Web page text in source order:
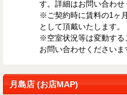
す。詳細はお問い合わせ
※ご契約時に賃料の1ヶ
として頂戴いたします。
※空室状況等は変動する
お問い合わせくださいま
月島店 (お店MAP)